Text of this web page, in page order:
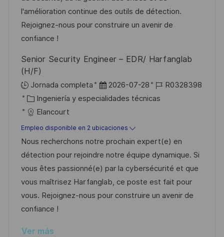
n p
u
b
i
a
ó
n
l
e
r
í
a
l'amélioration continue des outils de détection.
Rejoignez-nous pour construire un avenir de
confiance !
Senior Security Engineer – EDR/ Harfanglab
(H/F)
Jornada completa
F
e
h
a
d
e
p
u
2026-07-28
I
D
e
m
p
l
e
R0328398
C
a
t
e
g
o
r
í
a
Ingeniería y especialidades técnicas
Elancourt
Empleo disponible en 2 ubicaciones
Nous recherchons notre prochain expert(e) en
détection pour rejoindre notre équipe dynamique. Si
vous êtes passionné(e) par la cybersécurité et que
vous maîtrisez Harfanglab, ce poste est fait pour
vous. Rejoignez-nous pour construire un avenir de
confiance !
Ver más